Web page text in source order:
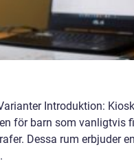
Introduktion: Kiosk
för barn som vanligtvis
Dessa rum erbjuder